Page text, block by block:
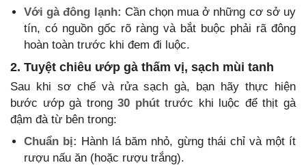
Với gà đông lạnh: Cần chọn mua ở những cơ sở uy
tín, có nguồn gốc rõ ràng và bắt buộc phải rã đông
hoàn toàn trước khi đem đi luộc.
2. Tuyệt chiêu ướp gà thấm vị, sạch mùi tanh
Sau khi sơ chế và rửa sạch gà, bạn hãy thực hiện
bước ướp gà trong30 phúttrước khi luộc để thịt gà
đậm đà từ bên trong:
Chuẩn bị: Hành lá băm nhỏ, gừng thái chỉ và một ít
rượu nấu ăn (hoặc rượu trắng).